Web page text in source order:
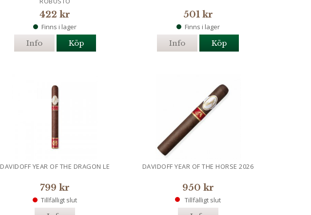
422 kr
Finns i lager
Info Köp
501 kr
Finns i lager
Info Köp
DAVIDOFF YEAR OF THE DRAGON LE
799 kr
Tillfälligt slut
DAVIDOFF YEAR OF THE HORSE 2026
950 kr
Tillfälligt slut